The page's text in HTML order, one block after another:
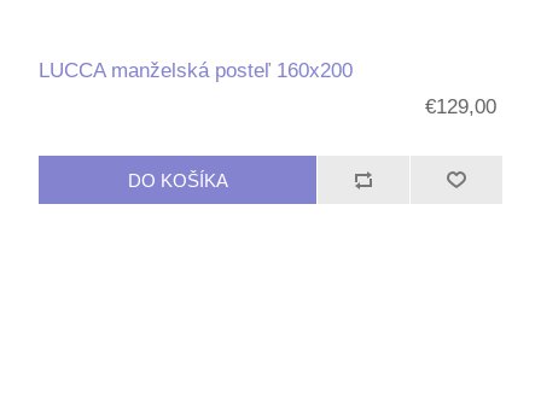
LUCCA manželská posteľ 160x200
€129,00